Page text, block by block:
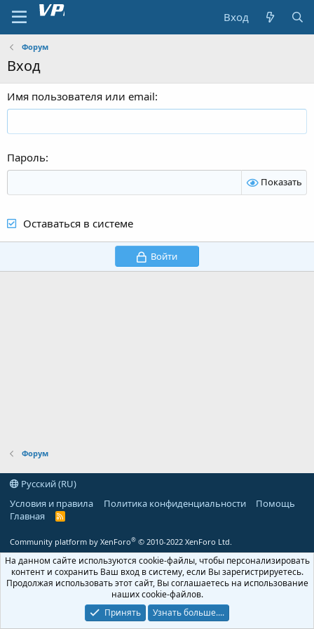
Вход
Форум
Вход
Имя пользователя или email
Пароль
Показать
Оставаться в системе
Войти
Форум
Русский (RU)
Условия и правила
Политика конфиденциальности
Помощь
Главная
R
Community platform by XenForo® © 2010-2022 XenForo Ltd.
На данном сайте используются cookie-файлы, чтобы персонализировать
контент и сохранить Ваш вход в систему, если Вы зарегистрируетесь.
Продолжая использовать этот сайт, Вы соглашаетесь на использование
наших cookie-файлов.
Принять
Узнать больше....